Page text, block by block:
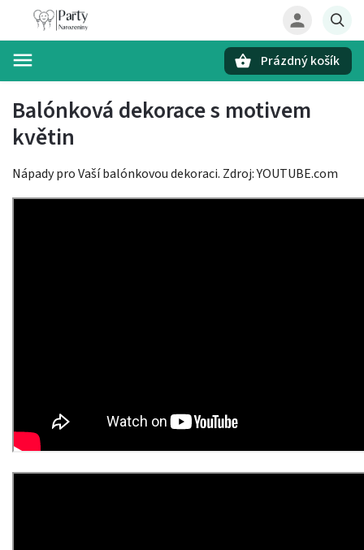
Prázdný košík
Balónková dekorace s motivem
květin
Nápady pro Vaší balónkovou dekoraci. Zdroj: YOUTUBE.com